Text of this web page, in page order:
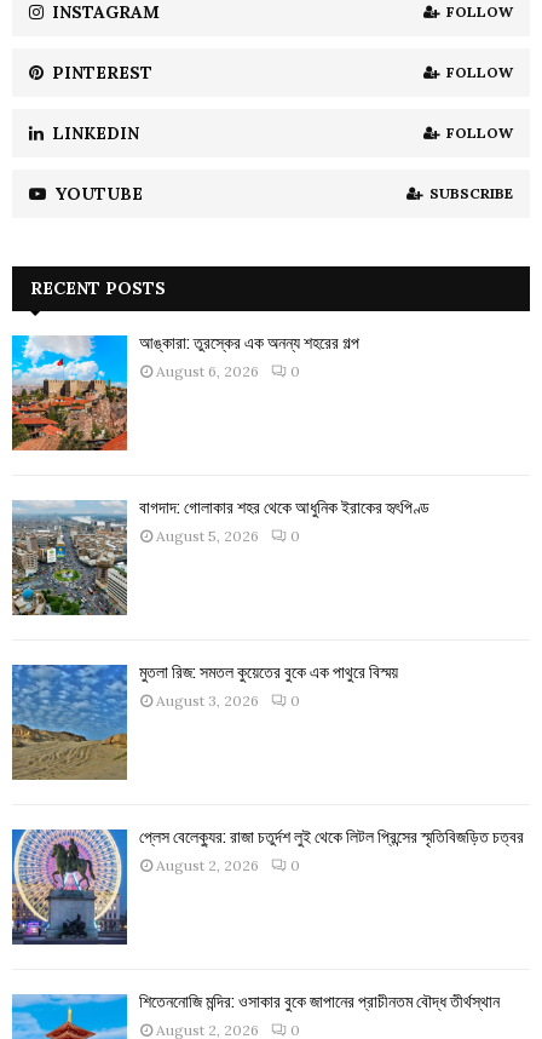
H
INSTAGRAM FOLLOW
PINTEREST FOLLOW
LINKEDIN FOLLOW
YOUTUBE SUBSCRIBE
RECENT POSTS
আঙ্কারা: তুরস্কের এক অনন্য শহরের গল্প
August 6, 2026 0
বাগদাদ: গোলাকার শহর থেকে আধুনিক ইরাকের হৃৎপিণ্ড
August 5, 2026 0
মুতলা রিজ: সমতল কুয়েতের বুকে এক পাথুরে বিস্ময়
August 3, 2026 0
প্লেস বেলেক্যুর: রাজা চতুর্দশ লুই থেকে লিটল প্রিন্সের স্মৃতিবিজড়িত চত্বর
August 2, 2026 0
শিতেননোজি মন্দির: ওসাকার বুকে জাপানের প্রাচীনতম বৌদ্ধ তীর্থস্থান
August 2, 2026 0